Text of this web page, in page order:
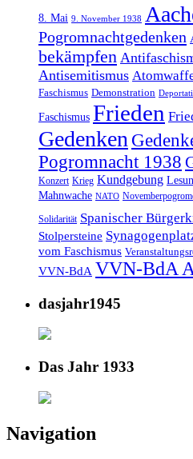
8. Mai 9. November 1938
Pogromnachtgedenken
bekämpfen
Antisemitismus
Faschismus Demonstration
Faschismus Frieden
Gedenken
Pogromnacht 1938
Konzert Krieg Kundgebung
Mahnwache NATO
Solidarität Spanischer
Stolpersteine
vom Faschismus
VVN-BdA VVN-BdA
dasjahr1945
Das Jahr 1933
Navigation